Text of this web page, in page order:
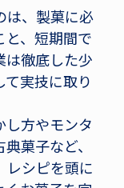
は、製菓に必
、短期間で
は徹底した少
実技に取り
し方やモンタ
菓子など、
レシピを頭に